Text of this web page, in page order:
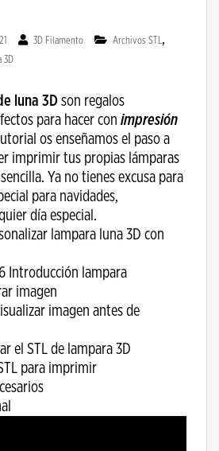
3D Filamento Archivos STL,
3D
luna 3Dson regalos
para hacer con impresión
os enseñamos el paso a
imprimir tus propias lámparas
Ya no tienes excusa para
para navidades,
día especial.
lampara luna 3D con
Introducción lampara
imagen
imagen antes de
el STL de lampara 3D
para imprimir